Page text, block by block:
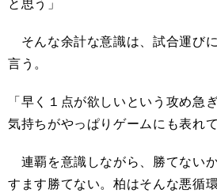
と思う」
そんな余計な意識は、試合運び
言う。
「早く１点が欲しいという攻め急
気持ちがやっぱりゲームにも表れて
連覇を意識しながら、勝てない
すます勝てない。柏はそんな悪循